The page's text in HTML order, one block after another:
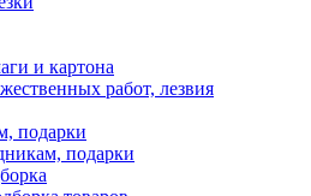
и картона
работ, лезвия
подарки
подарки